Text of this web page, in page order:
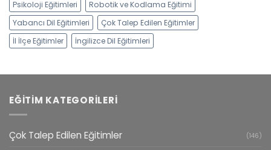
Psikoloji Eğitimleri
Robotik ve Kodlama Eğitimi
Yabancı Dil Eğitimleri
Çok Talep Edilen Eğitimler
İl İlçe Eğitimler
İngilizce Dil Eğitimleri
EĞITIM KATEGORILERI
Çok Talep Edilen Eğitimler (146)